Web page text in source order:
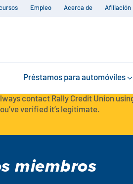
Empleo Acerca de Afiliación
Préstamos para automóviles
contact Rally Credit Union
verified it’s legitimate.
miembros